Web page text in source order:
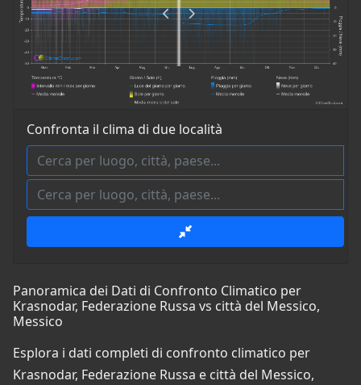
Confronta il clima di due località
Panoramica dei Dati di Confronto Climatico per
Krasnodar, Federazione Russa vs città del Messico,
Messico
Esplora i dati completi di confronto climatico per
Krasnodar, Federazione Russa e città del Messico,